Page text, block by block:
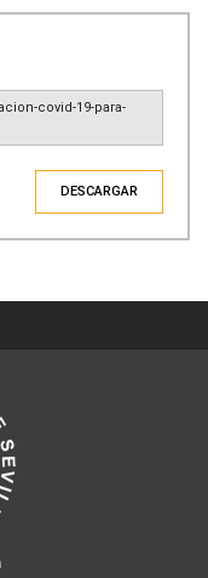
covid-19-para-
DESCARGAR